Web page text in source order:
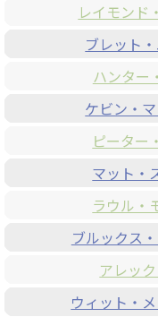
レイモンド
ブレット
ハンター
ケビン・
ピーター
マット・
ラウル・
ブルックス
アレッ
ウィット・